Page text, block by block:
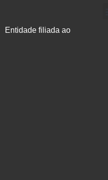
Entidade filiada ao